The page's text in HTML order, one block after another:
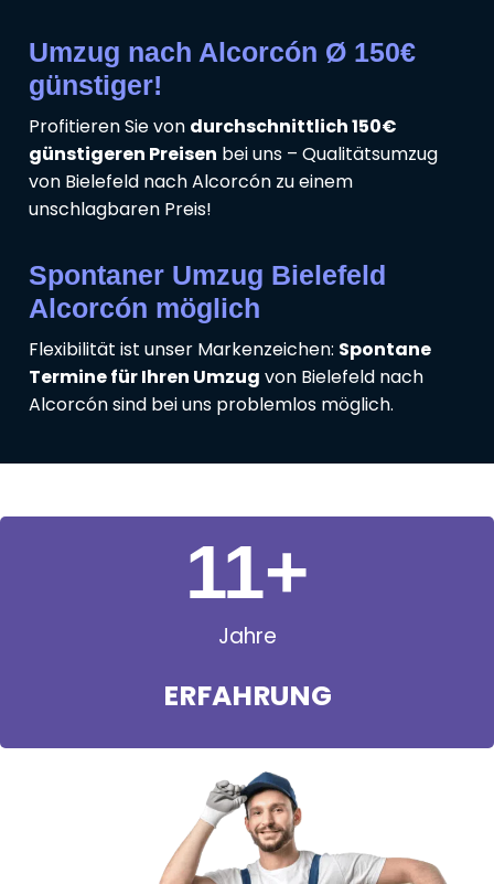
Umzug nach Alcorcón Ø 150€
günstiger!
Profitieren Sie von durchschnittlich 150€
günstigeren Preisen bei uns – Qualitätsumzug
von Bielefeld nach Alcorcón zu einem
unschlagbaren Preis!
Spontaner Umzug Bielefeld
Alcorcón möglich
Flexibilität ist unser Markenzeichen: Spontane
Termine für Ihren Umzug von Bielefeld nach
Alcorcón sind bei uns problemlos möglich.
Jahre
ERFAHRUNG
11+